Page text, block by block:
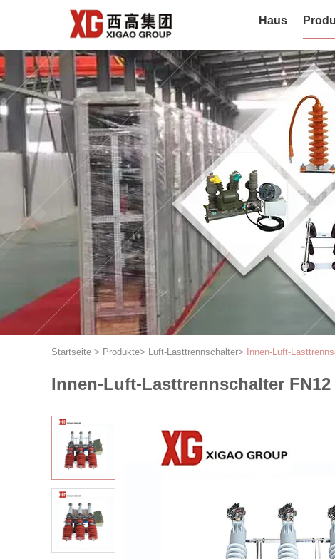
Haus
Startseite > Produkte> Luft-Lasttrennschalter> Innen-Luft-
Innen-Luft-Lasttrennschalter FN12